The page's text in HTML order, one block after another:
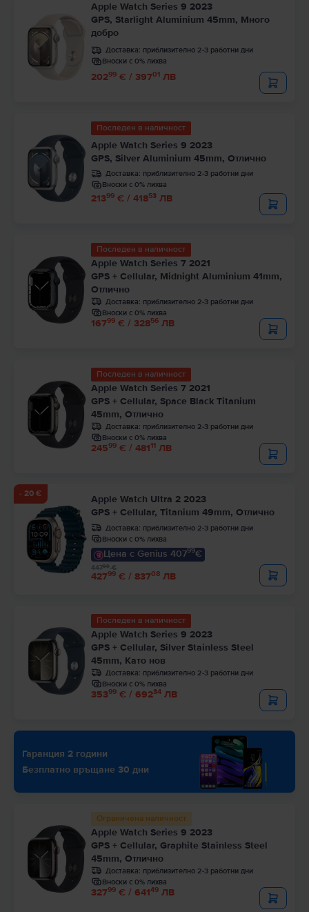
Apple Watch Series 9 2023
GPS, Starlight Aluminium 45mm, Много
добро
Доставка: приблизително 2-3 работни дни
Вноски с 0% лихва
20299 € / 39701 ЛВ
Последен в наличност
Apple Watch Series 9 2023
GPS, Silver Aluminium 45mm, Отлично
Доставка: приблизително 2-3 работни дни
Вноски с 0% лихва
21399 € / 41853 ЛВ
Последен в наличност
Apple Watch Series 7 2021
GPS + Cellular, Midnight Aluminium 41mm,
Отлично
Доставка: приблизително 2-3 работни дни
Вноски с 0% лихва
16799 € / 32856 ЛВ
Последен в наличност
Apple Watch Series 7 2021
GPS + Cellular, Space Black Titanium
45mm, Отлично
Доставка: приблизително 2-3 работни дни
Вноски с 0% лихва
24599 € / 48111 ЛВ
- 20 €
Apple Watch Ultra 2 2023
GPS + Cellular, Titanium 49mm, Отлично
Доставка: приблизително 2-3 работни дни
Вноски с 0% лихва
Цена с Genius 40799€
42799 € / 83708 ЛВ
44799€
Последен в наличност
Apple Watch Series 9 2023
GPS + Cellular, Silver Stainless Steel
45mm, Като нов
Доставка: приблизително 2-3 работни дни
Вноски с 0% лихва
35399 € / 69234 ЛВ
Гаранция 2 години
Безплатно връщане 30 дни
Ограничена наличност
Apple Watch Series 9 2023
GPS + Cellular, Graphite Stainless Steel
45mm, Отлично
Доставка: приблизително 2-3 работни дни
Вноски с 0% лихва
32799 € / 64149 ЛВ